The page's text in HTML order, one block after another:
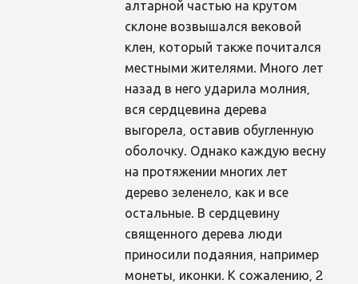
алтарной частью на крутом
склоне возвышался вековой
клен, который также почитался
местными жителями. Много лет
назад в него ударила молния,
вся сердцевина дерева
выгорела, оставив обугленную
оболочку. Однако каждую весну
на протяжении многих лет
дерево зеленело, как и все
остальные. В сердцевину
священного дерева люди
приносили подаяния, например
монеты, иконки. К сожалению, 2